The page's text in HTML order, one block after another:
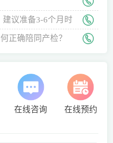
议准备3-6个月时
正确陪同产检？
在线咨询 在线预约